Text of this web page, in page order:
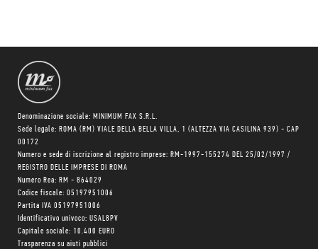
Denominazione sociale: MINIMUM FAX S.R.L.
Sede legale: ROMA (RM) VIALE DELLA BELLA VILLA, 1 (ALTEZZA VIA CASILINA 939) - CAP
00172
Numero e sede di iscrizione al registro imprese: RM-1997-155274 DEL 25/02/1997 /
REGISTRO DELLE IMPRESE DI ROMA
Numero Rea: RM - 864029
Codice fiscale: 05197951006
Partita IVA 05197951006
Identificativo univoco: USAL8PV
Capitale sociale: 10.400 EURO
Trasparenza su aiuti pubblici